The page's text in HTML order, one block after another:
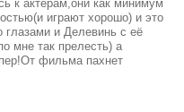
к актерам,они как минимум
играют хорошо) и это
глазами и Делевинь с её
мне так прелесть) а
фильма пахнет